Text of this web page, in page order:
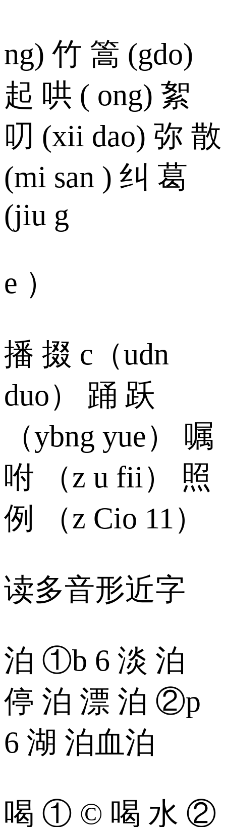
ng) 竹 篙 (gdo)
起 哄 ( ong) 絮
叨 (xii dao) 弥 散
(mi san ) 纠 葛
(jiu g
e ）
播 掇 c（udn
duo） 踊 跃
（ybng yue） 嘱
咐 （z u fii） 照
例 （z Cio 11）
读多音形近字
泊 ①b 6 淡 泊
停 泊 漂 泊 ②p
6 湖 泊血泊
喝 ① © 喝 水 ②